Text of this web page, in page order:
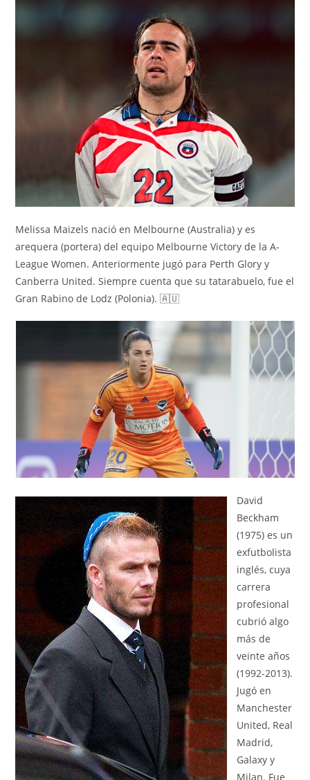
Melissa Maizels nació en Melbourne (Australia) y es
arequera (portera) del equipo Melbourne Victory de la A-
League Women. Anteriormente jugó para Perth Glory y
Canberra United. Siempre cuenta que su tatarabuelo, fue el
Gran Rabino de Lodz (Polonia). 🇦🇺
David
Beckham
(1975) es un
exfutbolista
inglés, cuya
carrera
profesional
cubrió algo
más de
veinte años
(1992-2013).
Jugó en
Manchester
United, Real
Madrid,
Galaxy y
Milan. Fue